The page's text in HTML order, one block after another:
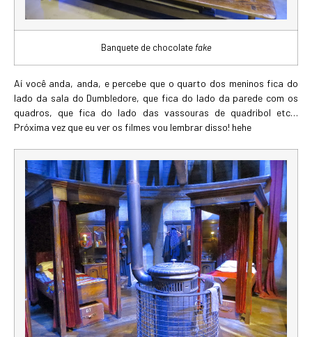
Banquete de chocolate fake
Aí você anda, anda, e percebe que o quarto dos meninos fica do
lado da sala do Dumbledore, que fica do lado da parede com os
quadros, que fica do lado das vassouras de quadribol etc…
Próxima vez que eu ver os filmes vou lembrar disso! hehe